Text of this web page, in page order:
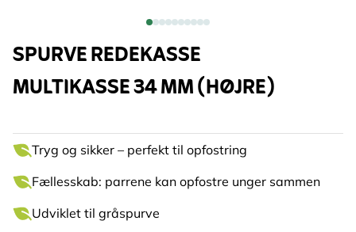
SPURVE REDEKASSE
MULTIKASSE 34 MM (HØJRE)
Tryg og sikker – perfekt til opfostring
Fællesskab: parrene kan opfostre unger sammen
Udviklet til gråspurve